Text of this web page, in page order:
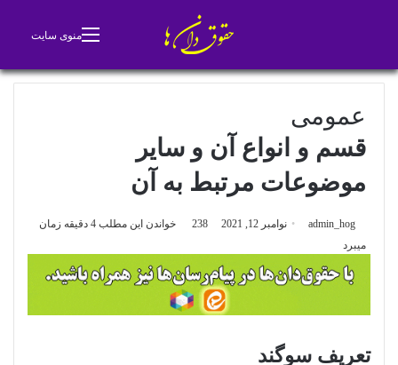
منوی سایت
عمومی
قسم و انواع آن و سایر
موضوعات مرتبط به آن
admin_hog نوامبر 12, 2021
خواندن این مطلب 4 دقیقه زمان
میبرد
تعریف سوگند